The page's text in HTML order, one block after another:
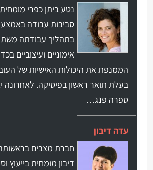
נטע ביתן כפרי
סביבות עבודה
בתהליך עבודתה
אימוניים ועיצוביים
הממנפת את היכולות האישיות של
בעלת תואר ראשון בפיסיקה. לאחרונה
ספרה פנג…
עדה דיבון
חברת מצבים
דיבון מומחית בייעוץ